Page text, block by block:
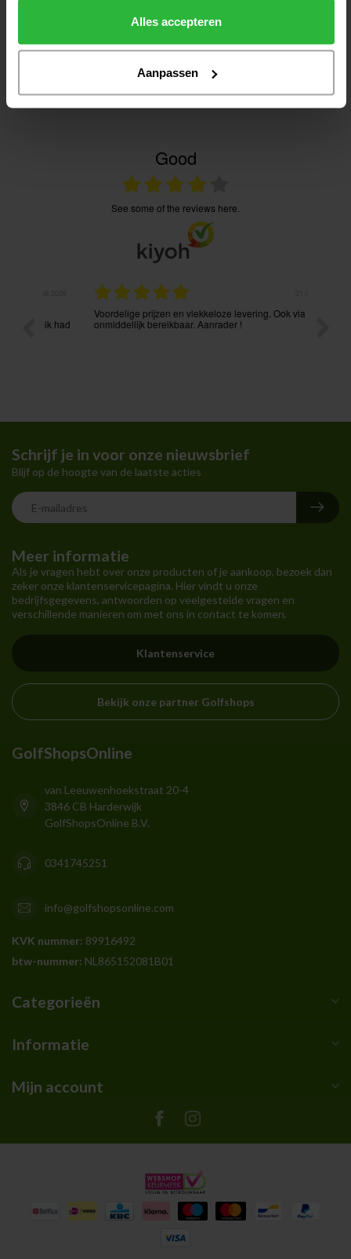
Alles accepteren
Aanpassen
Of heeft u hulp nodig bij het bestellen? Neem gerust contact
klantenservice@golfshopsonline.com
Good
see some of the reviews here.
Voordelige prijzen en vlekkeloze levering. Ook via mail
onmiddellijk bereikbaar. Aanrader !
Meer informatie
Als je vragen hebt over onze producten of je aankoop, bezoek dan
zeker onze klantenservicepagina. Hier vindt u onze
bedrijfsgegevens, antwoorden op veelgestelde vragen en
verschillende manieren om met ons in contact te komen.
Klantenservice
Bekijk onze partner Golfshops
Schrijf je in voor onze nieuwsbrief
Blijf op de hoogte van de laatste acties
GolfShopsOnline
van Leeuwenhoekstraat 20-4
3846 CB Harderwijk
GolfShopsOnline B.V.
0341745251
info@golfshopsonline.com
KVK nummer: 89916492
btw-nummer: NL865152081B01
Categorieën
Informatie
Mijn account